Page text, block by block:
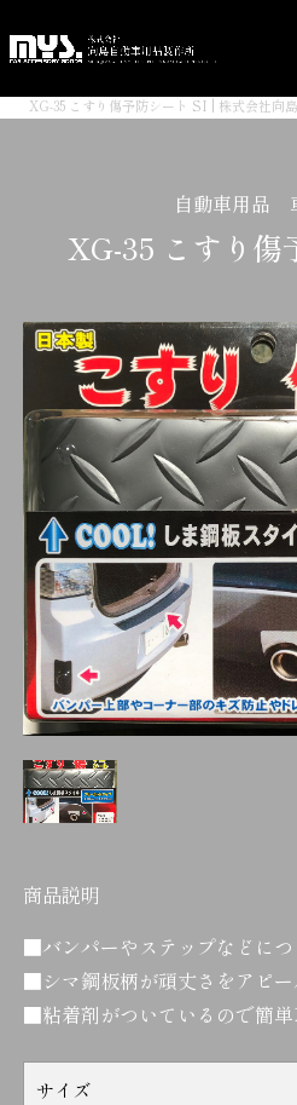
XG-35 こすり傷予防シート SI | 株式会社向
自動車用品
XG-35 こすり傷
商品説明
■バンパーやステップなどに
■シマ鋼板柄が頑丈さをアピー
■粘着剤がついているので簡単
サイズ